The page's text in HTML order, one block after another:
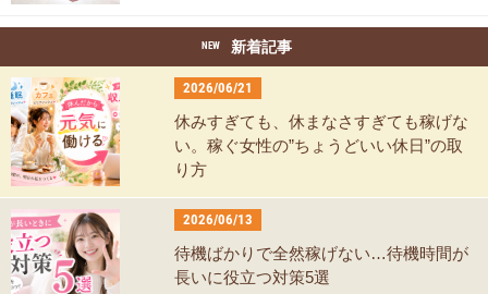
NEW 新着記事
2026/06/21
休みすぎても、休まなさすぎても稼げな
い。稼ぐ女性の”ちょうどいい休日”の取
り方
2026/06/13
待機ばかりで全然稼げない…待機時間が
長いに役立つ対策5選